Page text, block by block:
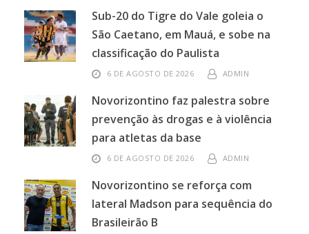
Sub-20 do Tigre do Vale goleia o
São Caetano, em Mauá, e sobe na
classificação do Paulista
6 DE AGOSTO DE 2026 ADMIN
Novorizontino faz palestra sobre
prevenção às drogas e à violência
para atletas da base
6 DE AGOSTO DE 2026 ADMIN
Novorizontino se reforça com
lateral Madson para sequência do
Brasileirão B